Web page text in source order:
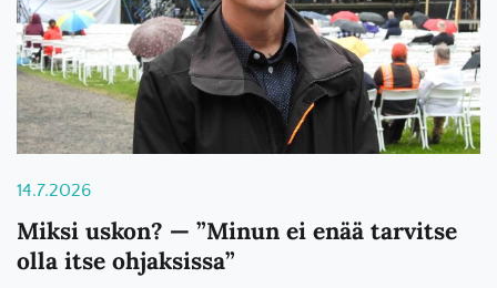
14.7.2026
Miksi uskon? — ”Minun ei enää tarvitse
olla itse ohjaksissa”